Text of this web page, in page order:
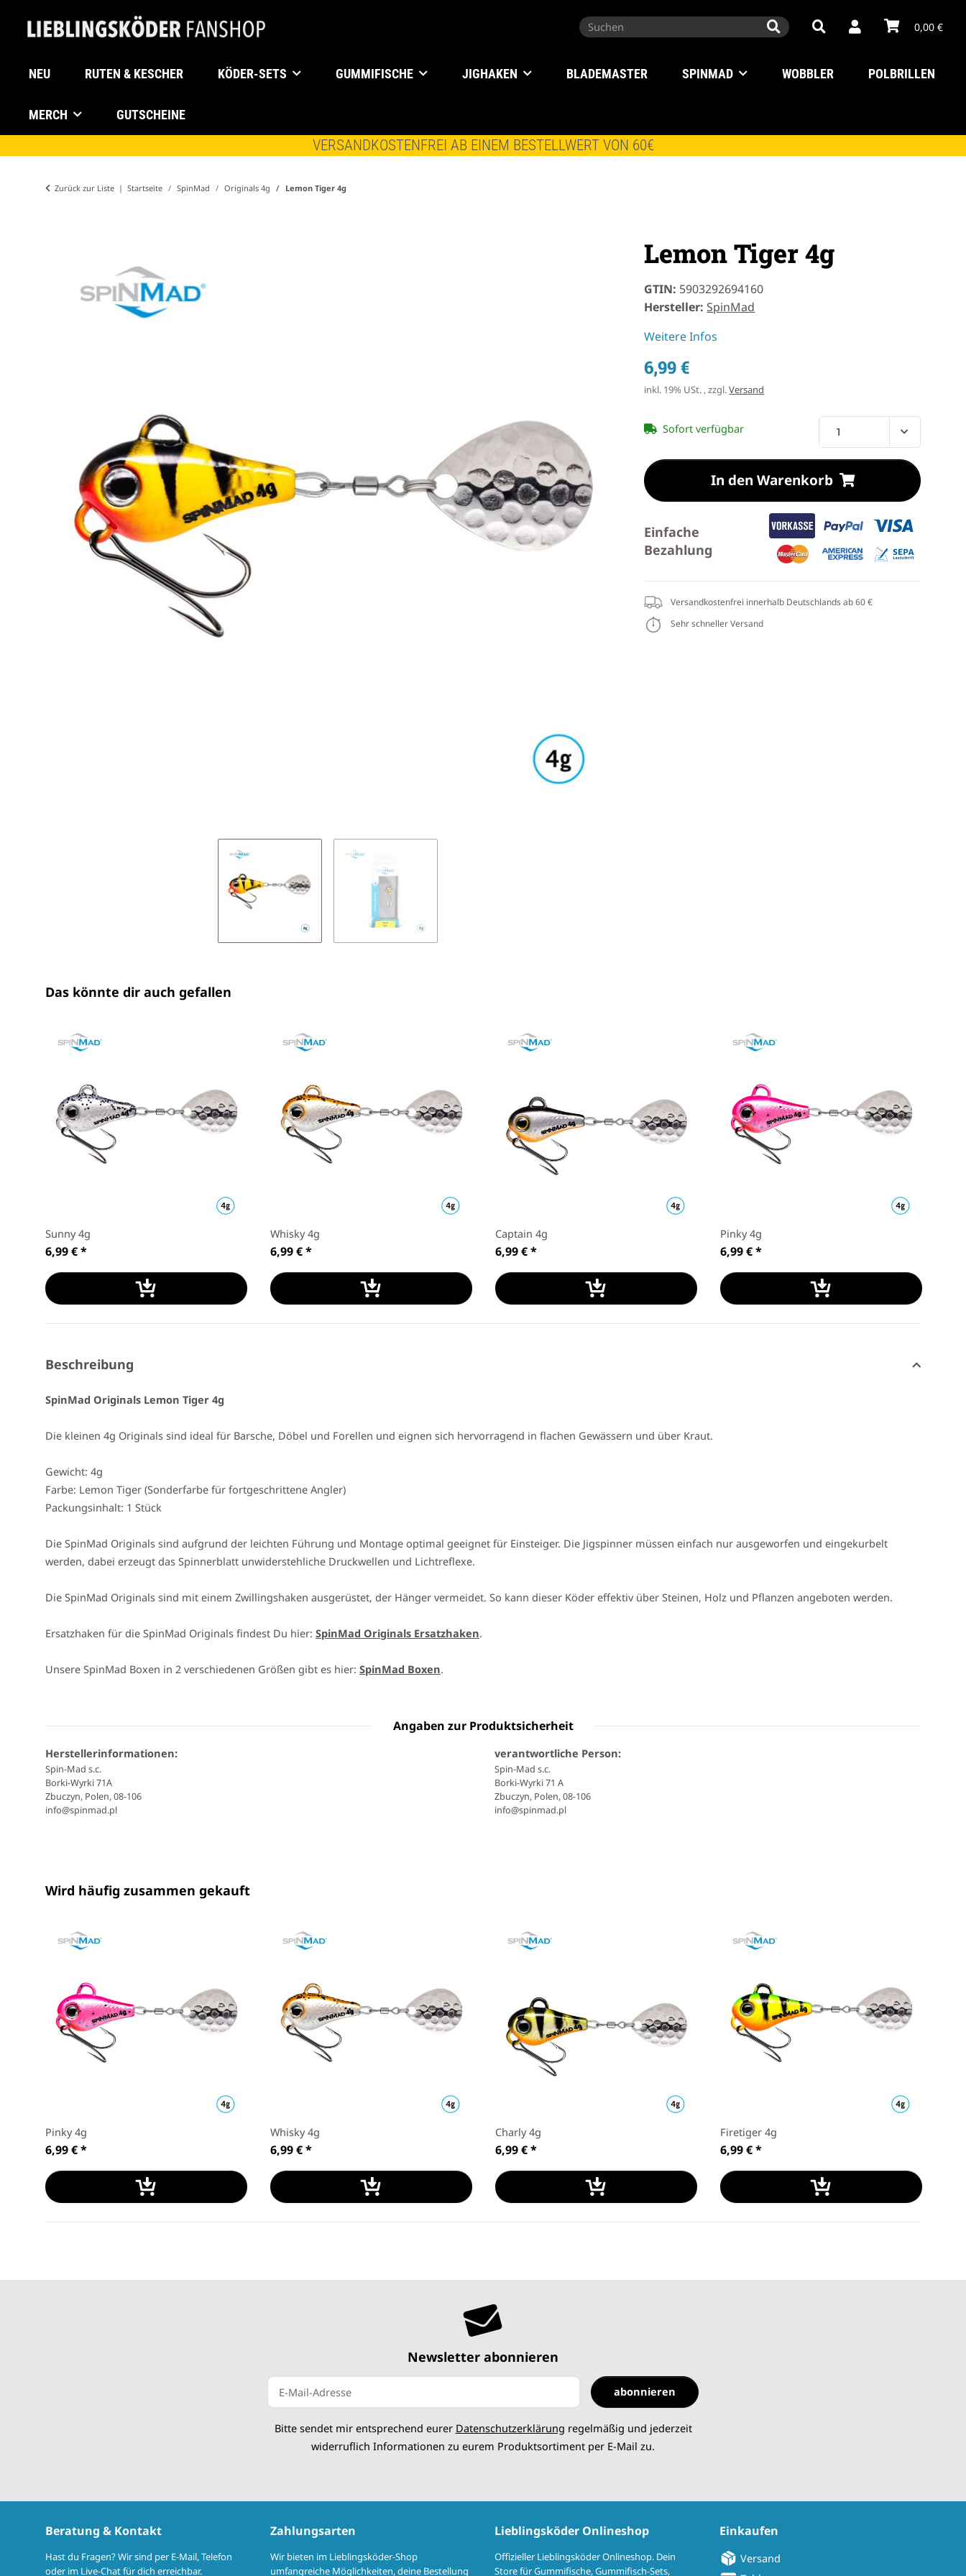
0,00 €
NEU RUTEN & KESCHER KÖDER-SETS GUMMIFISCHE JIGHAKEN BLADEMASTER SPINMAD WOBBLER POLBRILLEN
MERCH GUTSCHEINE
VERSANDKOSTENFREI AB EINEM BESTELLWERT VON 60€
Zurück zur Liste Startseite SpinMad Originals 4g Lemon Tiger 4g
Lemon Tiger 4g
GTIN: 5903292694160
Hersteller: SpinMad
Weitere Infos
6,99 €
inkl. 19% USt. , zzgl.Versand
Sofort verfügbar
In den Warenkorb
Einfache
Bezahlung
Versandkostenfrei innerhalb Deutschlands ab 60 €
Sehr schneller Versand
Das könnte dir auch gefallen
Sunny 4g
6,99 €*
Whisky 4g
6,99 €*
Captain 4g
6,99 €*
Pinky 4g
6,99 €*
Beschreibung
SpinMad Originals Lemon Tiger 4g
Die kleinen 4g Originals sind ideal für Barsche, Döbel und Forellen und eignen sich hervorragend in flachen Gewässern und über Kraut.
Gewicht: 4g
Farbe: Lemon Tiger (Sonderfarbe für fortgeschrittene Angler)
Packungsinhalt: 1 Stück
Die SpinMad Originals sind aufgrund der leichten Führung und Montage optimal geeignet für Einsteiger. Die Jigspinner müssen einfach nur ausgeworfen und eingekurbelt
werden, dabei erzeugt das Spinnerblatt unwiderstehliche Druckwellen und Lichtreflexe.
Die SpinMad Originals sind mit einem Zwillingshaken ausgerüstet, der Hänger vermeidet. So kann dieser Köder effektiv über Steinen, Holz und Pflanzen angeboten werden.
Ersatzhaken für die SpinMad Originals findest Du hier: SpinMad Originals Ersatzhaken.
Unsere SpinMad Boxen in 2 verschiedenen Größen gibt es hier: SpinMad Boxen.
Angaben zur Produktsicherheit
Herstellerinformationen:
Spin-Mad s.c.
Borki-Wyrki 71A
Zbuczyn, Polen, 08-106
info@spinmad.pl
verantwortliche Person:
Spin-Mad s.c.
Borki-Wyrki 71 A
Zbuczyn, Polen, 08-106
info@spinmad.pl
Wird häufig zusammen gekauft
Pinky 4g
6,99 €*
Whisky 4g
6,99 €*
Charly 4g
6,99 €*
Firetiger 4g
6,99 €*
Newsletter abonnieren
abonnieren
Bitte sendet mir entsprechend eurer Datenschutzerklärung regelmäßig und jederzeit
widerruflich Informationen zu eurem Produktsortiment per E-Mail zu.
Beratung & Kontakt
Hast du Fragen? Wir sind per E-Mail, Telefon
oder im Live-Chat für dich erreichbar.
Zahlungsarten
Wir bieten im Lieblingsköder-Shop
umfangreiche Möglichkeiten, deine Bestellung
Lieblingsköder Onlineshop
Offizieller Lieblingsköder Onlineshop. Dein
Store für Gummifische, Gummifisch-Sets,
Einkaufen
Versand